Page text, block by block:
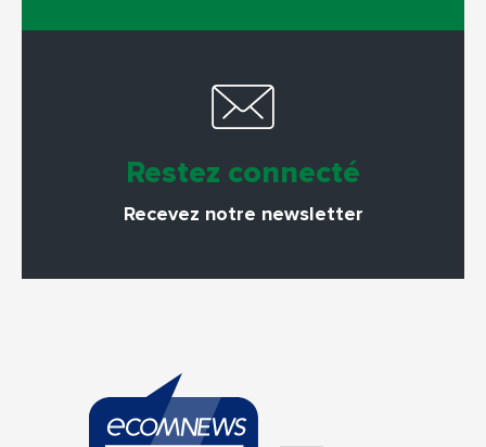
Restez connecté
Recevez notre newsletter